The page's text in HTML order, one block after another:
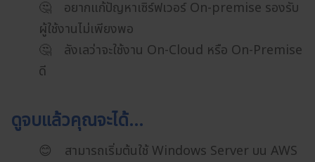
🤔 อยากแก้ปัญหาเซิร์ฟเวอร์ On-premise รองรับ
ผู้ใช้งานไม่เพียงพอ
🤔 ลังเลว่าจะใช้งาน On-Cloud หรือ On-Premise
ดี
ดูจบแล้วคุณจะได้…
😊 สามารถเริ่มต้นใช้ Windows Server บน AWS